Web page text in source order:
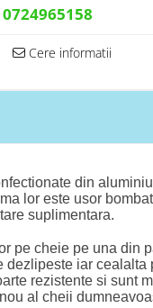
0724965158
Cere informatii
din
lor este usor
suplimentara.
pe cheie pe una din
dezlipeste iar cealalta
rezistente si sunt
al cheii